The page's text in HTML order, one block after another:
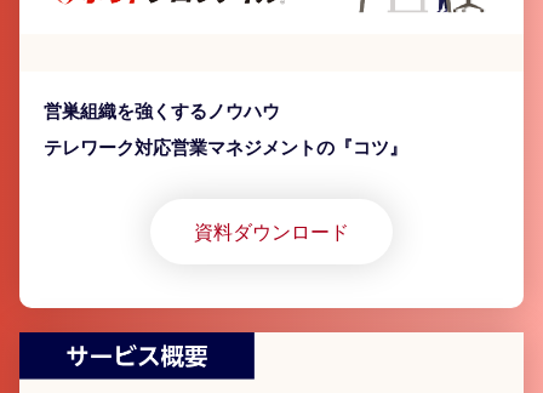
営巣組織を強くするノウハウ
テレワーク対応営業マネジメントの『コツ』
資料ダウンロード